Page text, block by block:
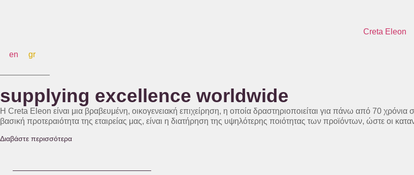
Creta Eleon
en gr
supplying excellence worldwide
Η Creta Eleon είναι μια βραβευμένη, οικογενειακή επιχείρηση, η οποία δραστηριοποιείται για πάνω από 70
βασική προτεραιότητα της εταιρείας μας, είναι η διατήρηση της υψηλότερης ποιότητας των προϊόντων, ώστε οι
Διαβάστε περισσότερα